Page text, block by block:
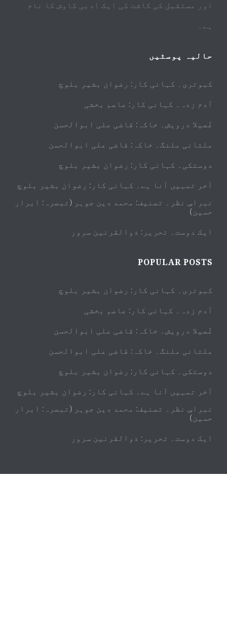
اور مستقبل کی کاشت کی ایک ادبی کاوش کا نام
ہے۔
حالیہ پوسٹیں
کبوتری۔ کہانی کار: رضوان بشیر بلوچ
آدم زدہ۔ کہانی کار: عاصم بخشی
غُصیلا درویش۔ خاکہ: قاضی علی ابوالحسن
ملتانی ملنگ۔ خاکہ: قاضی علی ابوالحسن
دوستکی۔ کہانی کار: رضوان بشیر بلوچ
آخر تمہیں آنا ہے۔ کہانی کار: رضوان بشیر بلوچ
نبراسِ نظر۔ تصنیف: محمد دین جوہر (تبصرہ: ابرار
حسین)
ایک دوست۔ تحریر: ذوالقرنین سرور
POPULAR POSTS
کبوتری۔ کہانی کار: رضوان بشیر بلوچ
آدم زدہ۔ کہانی کار: عاصم بخشی
غُصیلا درویش۔ خاکہ: قاضی علی ابوالحسن
ملتانی ملنگ۔ خاکہ: قاضی علی ابوالحسن
دوستکی۔ کہانی کار: رضوان بشیر بلوچ
آخر تمہیں آنا ہے۔ کہانی کار: رضوان بشیر بلوچ
نبراسِ نظر۔ تصنیف: محمد دین جوہر (تبصرہ: ابرار
حسین)
ایک دوست۔ تحریر: ذوالقرنین سرور